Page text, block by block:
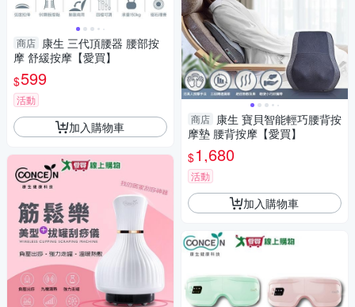
商店 康生 三代頂腰器 腰部按
摩 舒緩按摩【愛買】
$599
活動
加入購物車 商店 康生 寶貝智能輕巧腰背按
摩墊 腰背按摩【愛買】
$1,680
活動
加入購物車